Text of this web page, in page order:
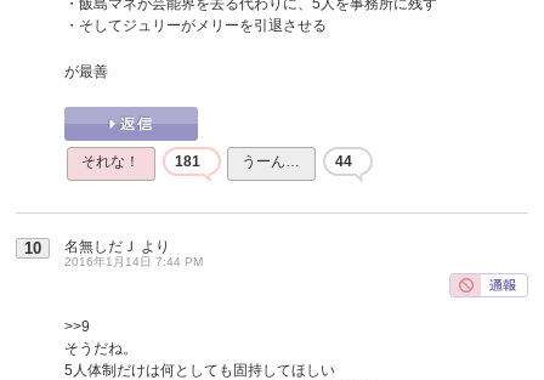
・そしてジュリーがメリーを引退させる
が最善
それな！ 181 うーん… 44
10 名無しだＪ より
2016年1月14日 7:44 PM
>>9
そうだね。
5人体制だけは何としても固持してほしい